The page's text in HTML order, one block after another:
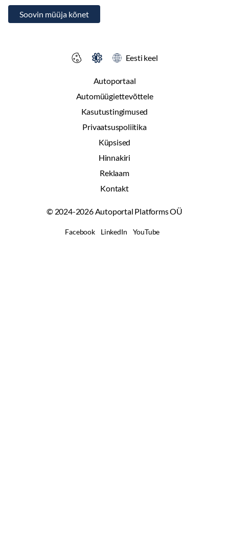
© 2024-2026 Autoportal Platforms OÜ
Autoportaal
Automüügiettevõttele
Kasutustingimused
Privaatsuspoliitika
Küpsised
Hinnakiri
Reklaam
Kontakt
Eesti keel
Facebook LinkedIn YouTube